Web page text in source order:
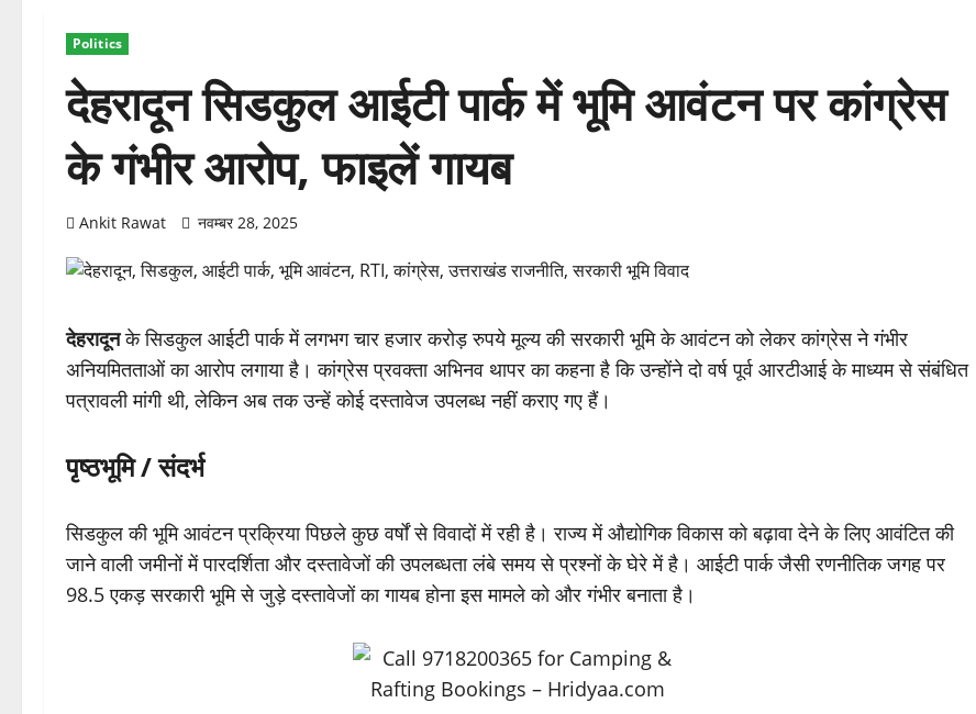
Politics
देहरादून सिडकुल आईटी पार्क में भूमि आवंटन पर कांग्रेस
के गंभीर आरोप, फाइलें गायब
Ankit Rawat नवम्बर 28, 2025
देहरादूनके सिडकुल आईटी पार्क में लगभग चार हजार करोड़ रुपये मूल्य की सरकारी भूमि के आवंटन को लेकर कांग्रेस ने गंभीर
अनियमितताओं का आरोप लगाया है। कांग्रेस प्रवक्ता अभिनव थापर का कहना है कि उन्होंने दो वर्ष पूर्व आरटीआई के माध्यम से संबंधित
पत्रावली मांगी थी, लेकिन अब तक उन्हें कोई दस्तावेज उपलब्ध नहीं कराए गए हैं।
पृष्ठभूमि / संदर्भ
सिडकुल की भूमि आवंटन प्रक्रिया पिछले कुछ वर्षों से विवादों में रही है। राज्य में औद्योगिक विकास को बढ़ावा देने के लिए आवंटित की
जाने वाली जमीनों में पारदर्शिता और दस्तावेजों की उपलब्धता लंबे समय से प्रश्नों के घेरे में है। आईटी पार्क जैसी रणनीतिक जगह पर
98.5 एकड़ सरकारी भूमि से जुड़े दस्तावेजों का गायब होना इस मामले को और गंभीर बनाता है।